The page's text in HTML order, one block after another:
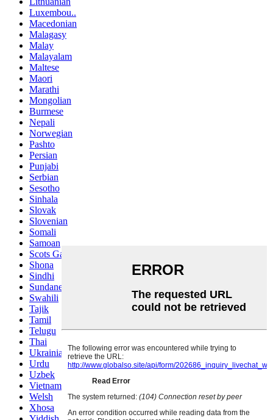
Luxembou..
Macedonian
Malagasy
Malay
Malayalam
Maltese
Maori
Marathi
Mongolian
Burmese
Nepali
Norwegian
Pashto
Persian
Punjabi
Serbian
Sesotho
Sinhala
Slovak
Slovenian
Somali
Samoan
Scots Gaelic
Shona
Sindhi
Sundanese
Swahili
Tajik
Tamil
Telugu
Thai
Ukrainian
Urdu
Uzbek
Vietnamese
Welsh
Xhosa